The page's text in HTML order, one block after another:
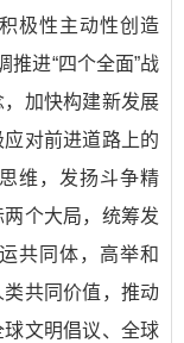
极性主动性创造
推进“四个全面”战
加快构建新发展
对前进道路上的
维，发扬斗争精
个大局，统筹发
共同体，高举和
共同价值，推动
文明倡议、全球